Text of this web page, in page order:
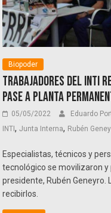
Biopoder
Trabajadores del INTI
pase a planta
05/05/2022 Eduardo
INTI,Junta Interna, Rubén
Especialistas, técnicos y
tecnológico se movilizaron
presidente, Rubén
recibirlos.